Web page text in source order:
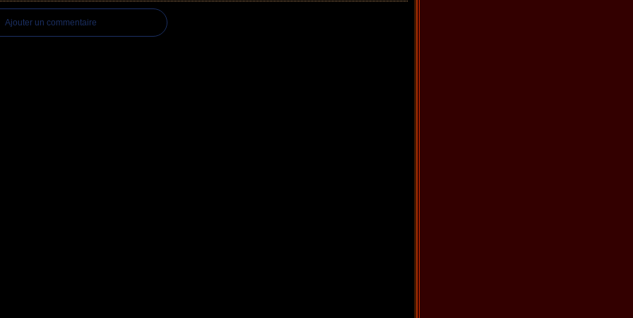
Ajouter un commentaire